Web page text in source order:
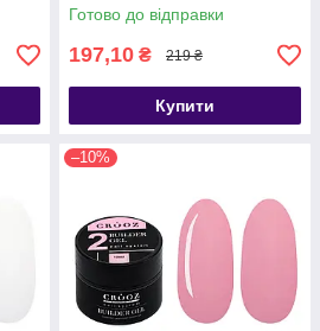
Готово до відправки
197,10 ₴ 219 ₴
Купити
–10%